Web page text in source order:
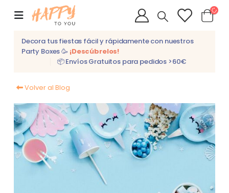
Decora tus fiestas fácil y rápidamente con nuestros
Party Boxes 🥳 ¡Descúbrelos!
📦 Envíos Gratuitos para pedidos >60€
Volver al Blog